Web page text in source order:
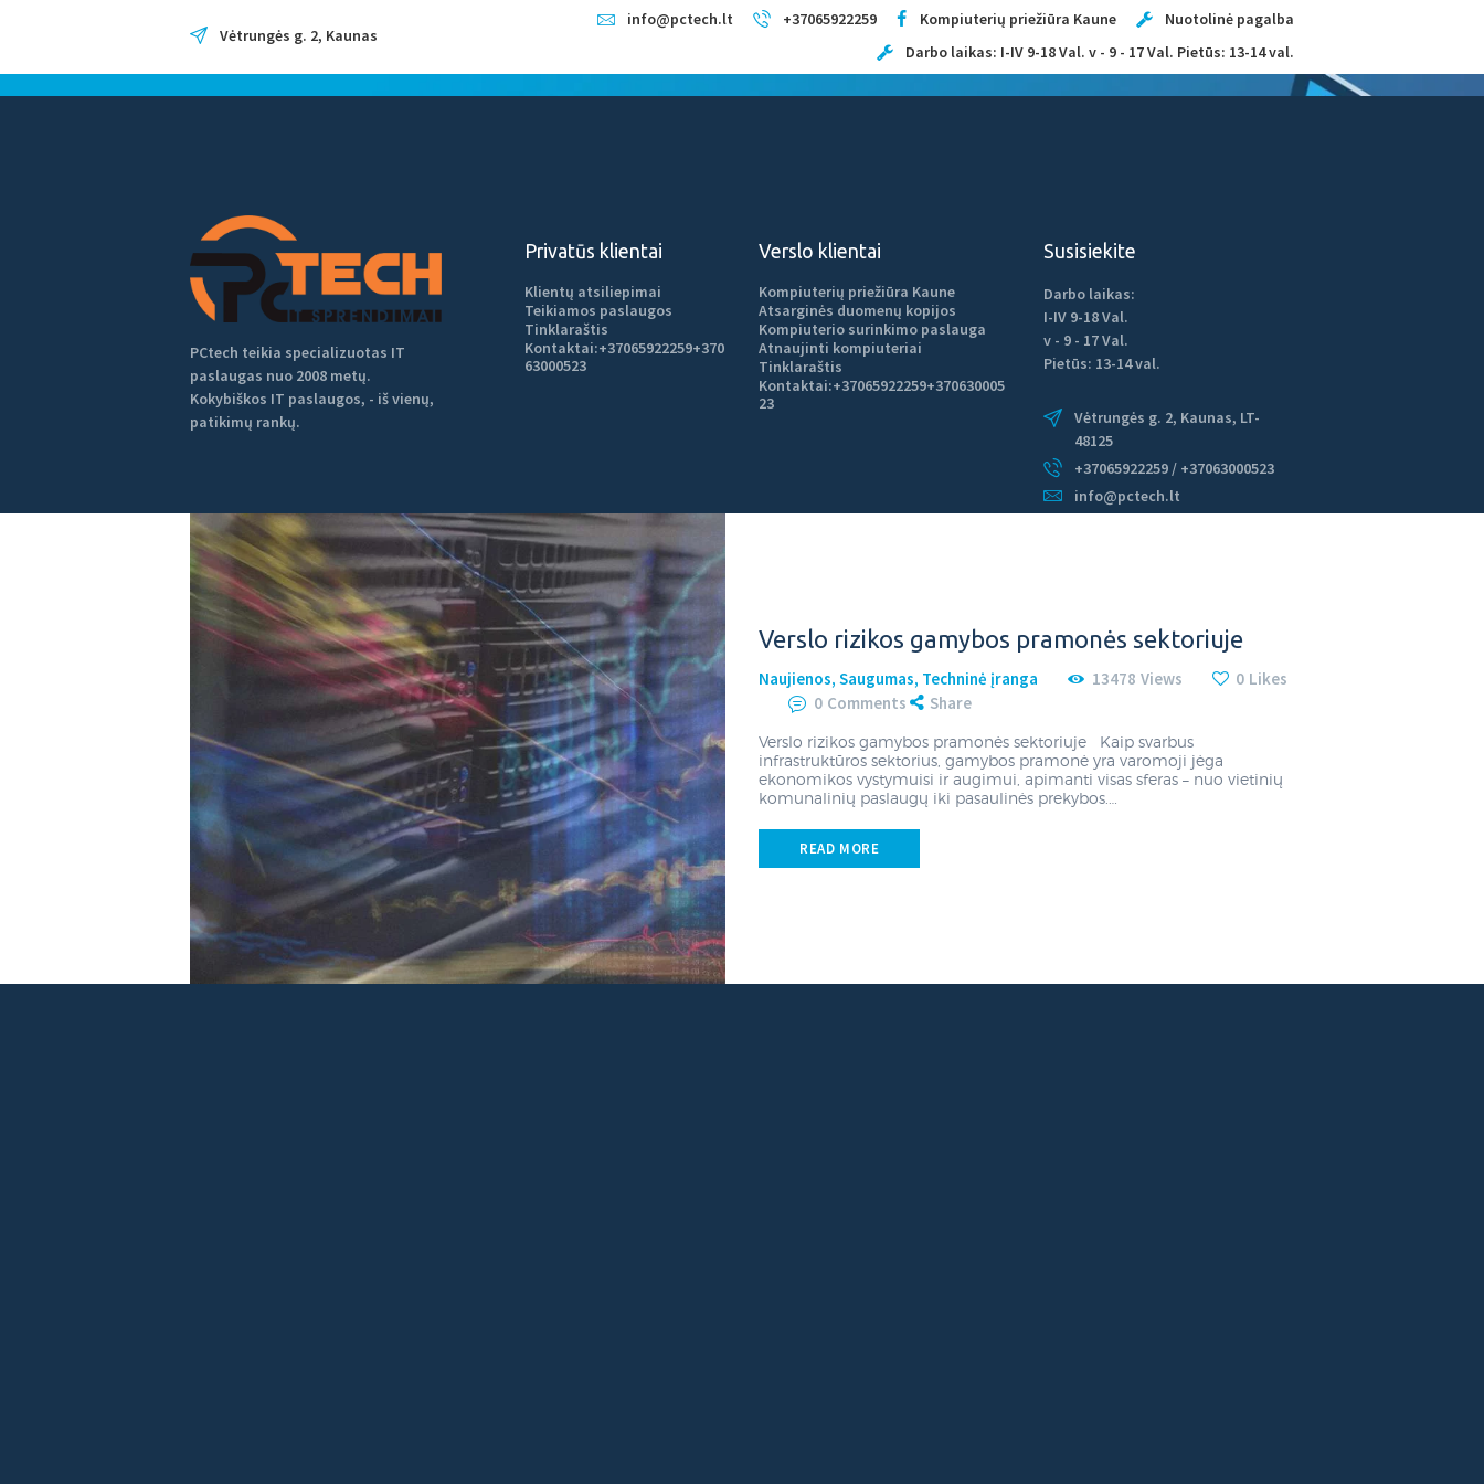
Vėtrungės g. 2, Kaunas
info@pctech.lt +37065922259 Kompiuterių priežiūra Kaune
Nuotolinė pagalba
Darbo laikas: I-IV 9-18 Val. v - 9 - 17 Val. Pietūs: 13-14 val.
Tag: verslo rizika
Kompiuterių remontas Kaune
Kompiuterių priežiūra
TITULINIS
KAINOS
KONTAKTAI
Verslo rizikos gamybos pramonės sektoriuje
Naujienos, Saugumas, Techninė įranga 13478 Views 0 Likes
0 Comments Share
Verslo rizikos gamybos pramonės sektoriuje Kaip svarbus
infrastruktūros sektorius, gamybos pramonė yra varomoji jėga
ekonomikos vystymuisi ir augimui, apimanti visas sferas – nuo vietinių
komunalinių paslaugų iki pasaulinės prekybos.…
READ MORE
PCtech teikia specializuotas IT
paslaugas nuo 2008 metų.
Kokybiškos IT paslaugos, - iš vienų,
patikimų rankų.
Privatūs klientai
Klientų atsiliepimai
Teikiamos paslaugos
Tinklaraštis
Kontaktai:+37065922259+370
63000523
Verslo klientai
Kompiuterių priežiūra Kaune
Atsarginės duomenų kopijos
Kompiuterio surinkimo paslauga
Atnaujinti kompiuteriai
Tinklaraštis
Kontaktai:+37065922259+370630005
23
Susisiekite
Darbo laikas:
I-IV 9-18 Val.
v - 9 - 17 Val.
Pietūs: 13-14 val.
Vėtrungės g. 2, Kaunas, LT-
48125
+37065922259 / +37063000523
info@pctech.lt
PCtech.lt © Visos teisės saugomos 2008 - 2026 PCtech.lt kompiuterių remontas Kaune, priežiūra.
Kompiuteriu remontas šilainiuose